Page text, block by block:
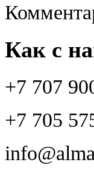
Как с
+7 707
+7 705